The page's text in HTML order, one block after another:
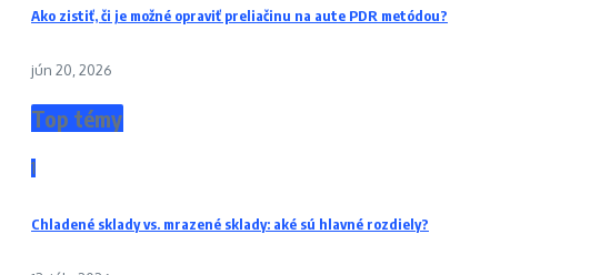
Ako zistiť, či je možné opraviť preliačinu na aute PDR metódou?
jún 20, 2026
Top témy
1
Chladené sklady vs. mrazené sklady: aké sú hlavné rozdiely?